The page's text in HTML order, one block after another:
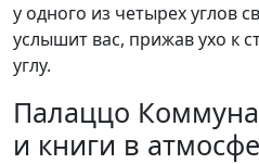
у одного из четырех углов
услышит вас, прижав ухо к
углу.
Палаццо
и книги в